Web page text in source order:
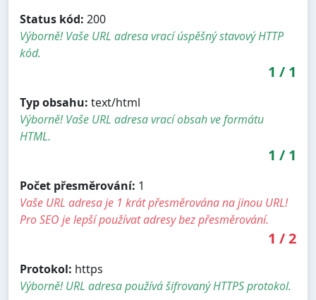
Status kód: 200
Výborně! Vaše URL adresa vrací úspěšný stavový HTTP
kód.
1 / 1
Typ obsahu: text/html
Výborně! Vaše URL adresa vrací obsah ve formátu
HTML.
1 / 1
Počet přesměrování: 1
Vaše URL adresa je 1 krát přesměrována na jinou URL!
Pro SEO je lepší používat adresy bez přesměrování.
1 /2
Protokol: https
Výborně! URL adresa používá šifrovaný HTTPS protokol.